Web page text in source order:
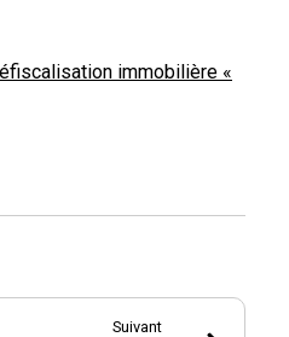
immobilière «
Suivant